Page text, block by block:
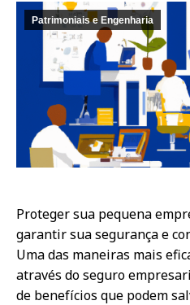
Patrimoniais e Engenharia
Proteger sua pequena
garantir sua segurança e
Uma das maneiras mais
através do seguro
de benefícios que podem